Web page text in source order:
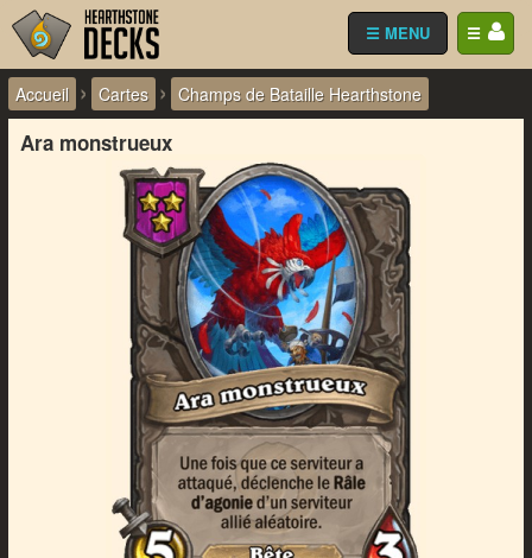
☰
☰ MENU
Accueil › Cartes › Champs de Bataille Hearthstone
Ara monstrueux